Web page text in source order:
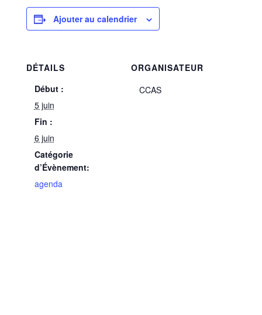
Ajouter au calendrier
DÉTAILS
Début :
5 juin
Fin :
6 juin
Catégorie
d’Évènement:
agenda
ORGANISATEUR
CCAS